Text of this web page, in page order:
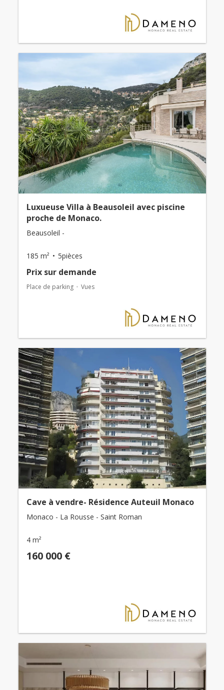
Luxueuse Villa à Beausoleil avec piscine
proche de Monaco.
Beausoleil -
185 m² 5pièces
Prix ​​sur demande
Place de parking Vues
Cave à vendre- Résidence Auteuil Monaco
Monaco - La Rousse - Saint Roman
4 m²
160 000 €